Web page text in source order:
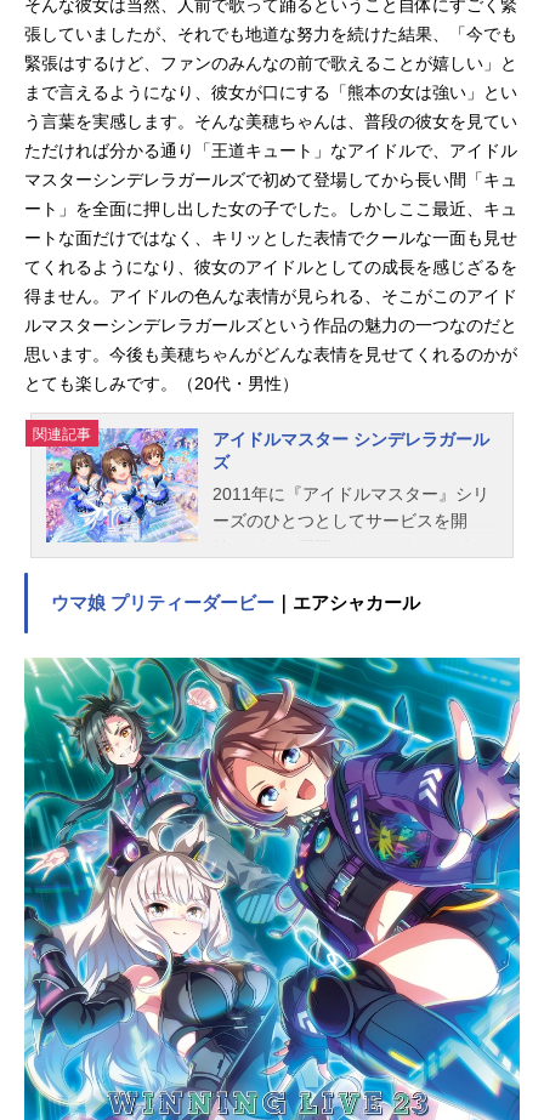
そんな彼女は当然、人前で歌って踊るということ自体にすごく緊
張していましたが、それでも地道な努力を続けた結果、「今でも
緊張はするけど、ファンのみんなの前で歌えることが嬉しい」と
まで言えるようになり、彼女が口にする「熊本の女は強い」とい
う言葉を実感します。そんな美穂ちゃんは、普段の彼女を見てい
ただければ分かる通り「王道キュート」なアイドルで、アイドル
マスターシンデレラガールズで初めて登場してから長い間「キュ
ート」を全面に押し出した女の子でした。しかしここ最近、キュ
ートな面だけではなく、キリッとした表情でクールな一面も見せ
てくれるようになり、彼女のアイドルとしての成長を感じざるを
得ません。アイドルの色んな表情が見られる、そこがこのアイド
ルマスターシンデレラガールズという作品の魅力の一つなのだと
思います。今後も美穂ちゃんがどんな表情を見せてくれるのかが
とても楽しみです。（20代・男性）
関連記事
アイドルマスター シンデレラガール
ズ
2011年に『アイドルマスター』シリ
ーズのひとつとしてサービスを開
ズ、CD、ラジオなど幅広い展開を見
ドルマスターシンデレラガールズス
ターライトステージ』も現在好評配
信中です。作品名アイドルマスター
シンデレラガールズシリーズTHEIDO
LM＠STERキャスト島村卯月：大橋
彩香渋谷凛：福原綾香本田未央：原
紗友里相葉夕美：木村珠莉赤城みり
あ：黒沢ともよ浅利七海：井上ほの
花アナスタシア：上坂すみれ安部
菜々：三宅麻理恵荒木比奈：田辺留
依イヴ・サンタクロース：松永あか
ね五十嵐響子：種﨑敦美一ノ瀬志
希：藍原ことみ市原仁奈：久野美咲
上田鈴帆：春野ななみ及川雫：のぐ
ちゆり大石泉：大木咲絵子大槻唯：
山下七海緒方智絵里：大空直美乙倉
悠貴：中島由貴片桐早苗：和氣あず
未上条春菜：長島光那神谷奈緒：松
ウマ娘 プリティーダービー ｜エアシャカール